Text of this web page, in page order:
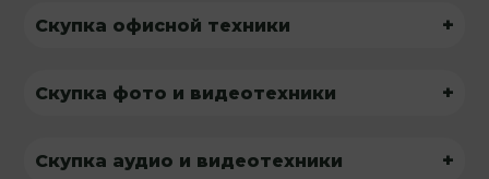
Скупка офисной техники +
Скупка фото и видеотехники +
Скупка аудио и видеотехники +